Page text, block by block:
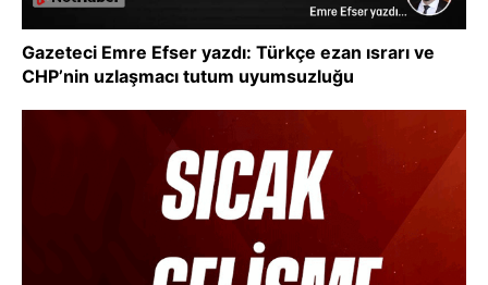
Gazeteci Emre Efser yazdı: Türkçe ezan ısrarı ve
CHP’nin uzlaşmacı tutum uyumsuzluğu